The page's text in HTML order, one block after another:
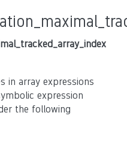
in array expressions
expression
the following